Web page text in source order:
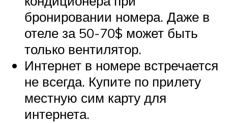
бронировании номера. Даже в
отеле за 50-70$ может быть
только вентилятор.
Интернет в номере встречается
не всегда. Купите по прилету
местную сим карту для
интернета.